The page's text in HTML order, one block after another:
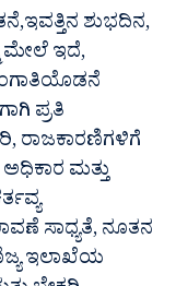
ಶುಭದಿನ,
ಮೇಲೆ ಇದೆ,
ಪ್ರತಿ
ರಾಜಕಾರಣಿಗಳಿಗೆ
ಮತ್ತು
ಸಾಧ್ಯತೆ, ನೂತನ
ಇಲಾಖೆಯ